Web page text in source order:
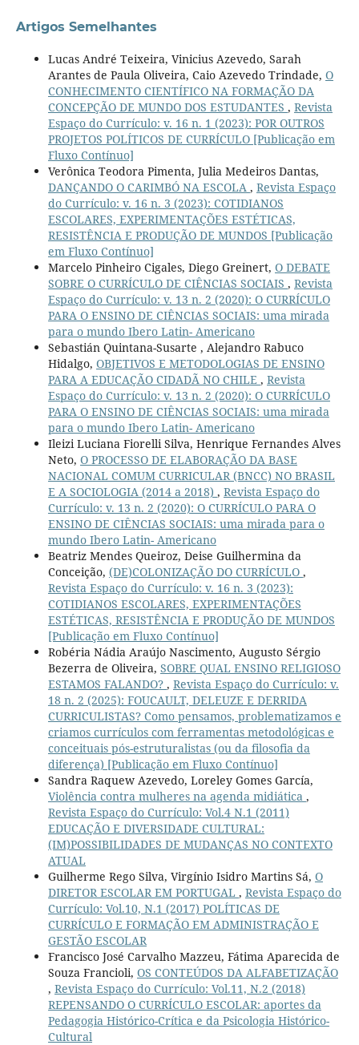
Artigos Semelhantes
Lucas André Teixeira, Vinicius Azevedo, Sarah
Arantes de Paula Oliveira, Caio Azevedo Trindade, O
CONHECIMENTO CIENTÍFICO NA FORMAÇÃO DA
CONCEPÇÃO DE MUNDO DOS ESTUDANTES , Revista
Espaço do Currículo: v. 16 n. 1 (2023): POR OUTROS
PROJETOS POLÍTICOS DE CURRÍCULO [Publicação em
Fluxo Contínuo]
Verônica Teodora Pimenta, Julia Medeiros Dantas,
DANÇANDO O CARIMBÓ NA ESCOLA , Revista Espaço
do Currículo: v. 16 n. 3 (2023): COTIDIANOS
ESCOLARES, EXPERIMENTAÇÕES ESTÉTICAS,
RESISTÊNCIA E PRODUÇÃO DE MUNDOS [Publicação
em Fluxo Contínuo]
Marcelo Pinheiro Cigales, Diego Greinert, O DEBATE
SOBRE O CURRÍCULO DE CIÊNCIAS SOCIAIS , Revista
Espaço do Currículo: v. 13 n. 2 (2020): O CURRÍCULO
PARA O ENSINO DE CIÊNCIAS SOCIAIS: uma mirada
para o mundo Ibero Latin- Americano
Sebastián Quintana-Susarte , Alejandro Rabuco
Hidalgo, OBJETIVOS E METODOLOGIAS DE ENSINO
PARA A EDUCAÇÃO CIDADÃ NO CHILE , Revista
Espaço do Currículo: v. 13 n. 2 (2020): O CURRÍCULO
PARA O ENSINO DE CIÊNCIAS SOCIAIS: uma mirada
para o mundo Ibero Latin- Americano
Ileizi Luciana Fiorelli Silva, Henrique Fernandes Alves
Neto, O PROCESSO DE ELABORAÇÃO DA BASE
NACIONAL COMUM CURRICULAR (BNCC) NO BRASIL
E A SOCIOLOGIA (2014 a 2018) , Revista Espaço do
Currículo: v. 13 n. 2 (2020): O CURRÍCULO PARA O
ENSINO DE CIÊNCIAS SOCIAIS: uma mirada para o
mundo Ibero Latin- Americano
Beatriz Mendes Queiroz, Deise Guilhermina da
Conceição, (DE)COLONIZAÇÃO DO CURRÍCULO ,
Revista Espaço do Currículo: v. 16 n. 3 (2023):
COTIDIANOS ESCOLARES, EXPERIMENTAÇÕES
ESTÉTICAS, RESISTÊNCIA E PRODUÇÃO DE MUNDOS
[Publicação em Fluxo Contínuo]
Robéria Nádia Araújo Nascimento, Augusto Sérgio
Bezerra de Oliveira, SOBRE QUAL ENSINO RELIGIOSO
ESTAMOS FALANDO? , Revista Espaço do Currículo: v.
18 n. 2 (2025): FOUCAULT, DELEUZE E DERRIDA
CURRICULISTAS? Como pensamos, problematizamos e
criamos currículos com ferramentas metodológicas e
conceituais pós-estruturalistas (ou da filosofia da
diferença) [Publicação em Fluxo Contínuo]
Sandra Raquew Azevedo, Loreley Gomes García,
Violência contra mulheres na agenda midiática ,
Revista Espaço do Currículo: Vol.4 N.1 (2011)
EDUCAÇÃO E DIVERSIDADE CULTURAL:
(IM)POSSIBILIDADES DE MUDANÇAS NO CONTEXTO
ATUAL
Guilherme Rego Silva, Virgínio Isidro Martins Sá, O
DIRETOR ESCOLAR EM PORTUGAL , Revista Espaço do
Currículo: Vol.10, N.1 (2017) POLÍTICAS DE
CURRÍCULO E FORMAÇÃO EM ADMINISTRAÇÃO E
GESTÃO ESCOLAR
Francisco José Carvalho Mazzeu, Fátima Aparecida de
Souza Francioli, OS CONTEÚDOS DA ALFABETIZAÇÃO
, Revista Espaço do Currículo: Vol.11, N.2 (2018)
REPENSANDO O CURRÍCULO ESCOLAR: aportes da
Pedagogia Histórico-Crítica e da Psicologia Histórico-
Cultural